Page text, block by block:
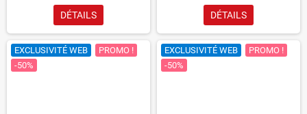
DÉTAILS DÉTAILS
EXCLUSIVITÉ WEB
PROMO !
-50%
EXCLUSIVITÉ WEB
PROMO !
-50%